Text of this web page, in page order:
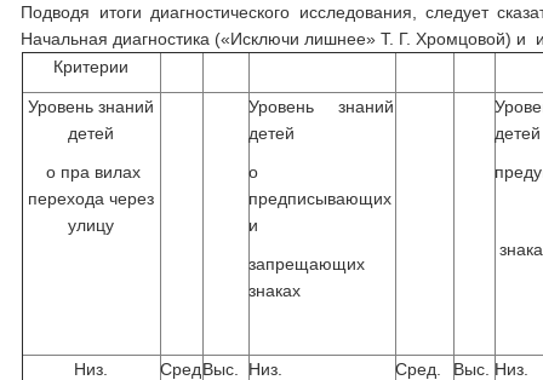
Подводя итоги диагностического исследования, следует
Начальная диагностика («Исключи лишнее» Т. Г. Хромцовой) и
Критерии
Уровень знаний
детей
о пра вилах
перехода через
улицу
Уровень знаний
детей
о
предписывающих
и
запрещающих
знаках
Низ. СредВыс. Низ. Сред. Выс. Низ.